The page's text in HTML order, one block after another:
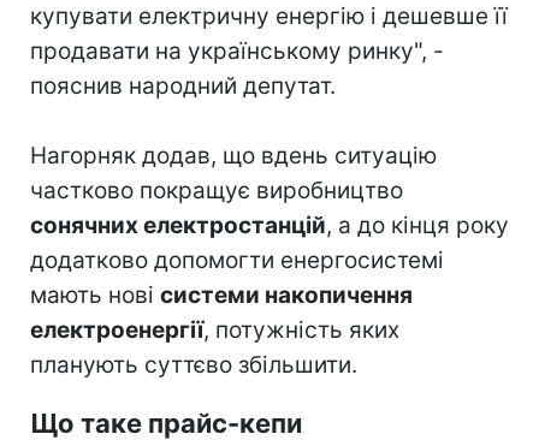
купувати електричну енергію і дешевше її
продавати на українському ринку", -
пояснив народний депутат.
Нагорняк додав, що вдень ситуацію
частково покращує виробництво
сонячних електростанцій, а до кінця року
додатково допомогти енергосистемі
мають нові системи накопичення
електроенергії, потужність яких
планують суттєво збільшити.
Що таке прайс-кепи